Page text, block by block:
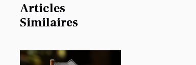
Articles
Similaires